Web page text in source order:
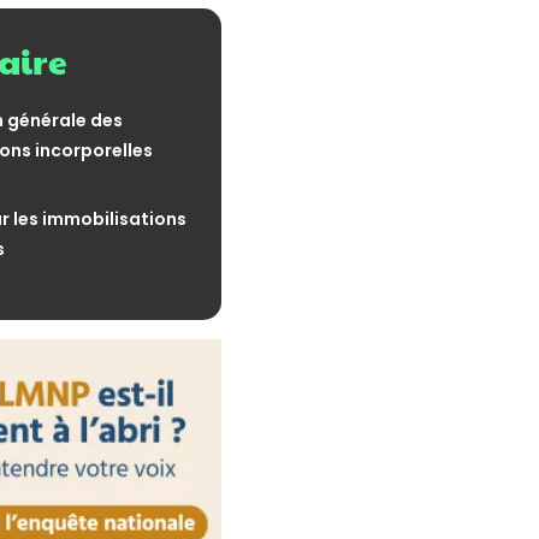
31 juillet 2026
30 juillet 2026
elles leur destinataire ?
30 juillet 2026
par l’IA : la
programme
30 juillet 2026
des
incorporelles
les immobilisations